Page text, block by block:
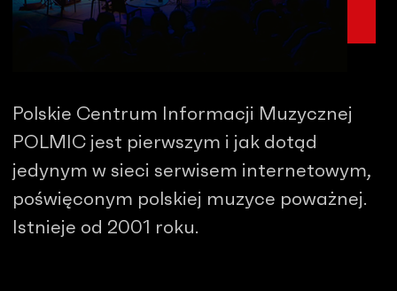
Polskie Centrum Informacji Muzycznej
POLMIC jest pierwszym i jak dotąd
jedynym w sieci serwisem internetowym,
poświęconym polskiej muzyce poważnej.
Istnieje od 2001 roku.